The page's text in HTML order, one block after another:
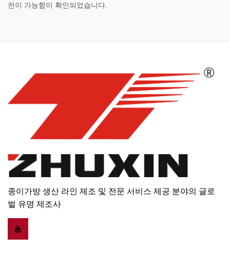
전이 가능함이 확인되었습니다.
종이가방 생산 라인 제조 및 전문 서비스 제공 분야의 글로
벌 유명 제조사